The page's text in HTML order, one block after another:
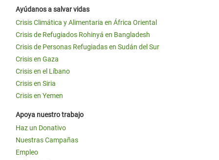
Ayúdanos a salvar vidas
Crisis Climática y Alimentaria en África Oriental
Crisis de Refugiados Rohinyá en Bangladesh
Crisis de Personas Refugiadas en Sudán del Sur
Crisis en Gaza
Crisis en el Líbano
Crisis en Siria
Crisis en Yemen
Apoya nuestro trabajo
Haz un Donativo
Nuestras Campañas
Empleo